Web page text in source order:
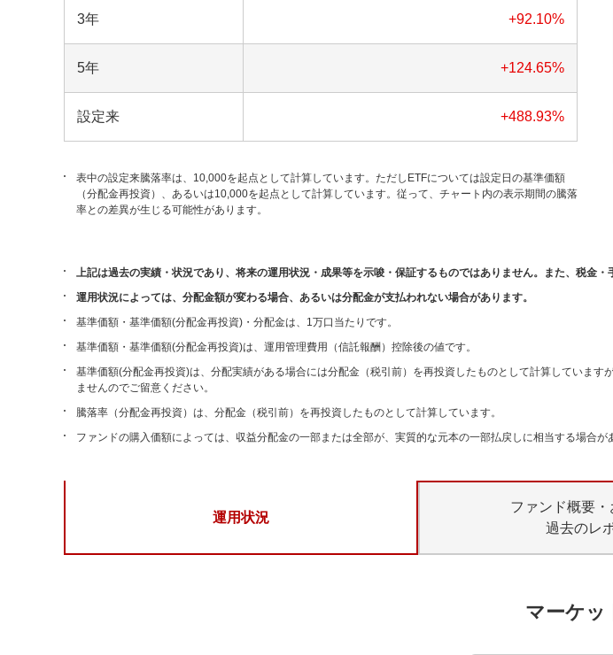
3年 +92.10%
5年 +124.65%
設定来 +488.93%
表中の設定来騰落率は、10,000を起点として計算しています。ただしETFについては設定日の基準価額
（分配金再投資）、あるいは10,000を起点として計算しています。従って、チャート内の表示期間の騰落
率との差異が生じる可能性があります。
上記は過去の実績・状況であり、将来の運用状況・成果等を示唆・保証するものではありません。また、税金
運用状況によっては、分配金額が変わる場合、あるいは分配金が支払われない場合があります。
基準価額・基準価額(分配金再投資)・分配金は、1万口当たりです。
基準価額・基準価額(分配金再投資)は、運用管理費用（信託報酬）控除後の値です。
基準価額(分配金再投資)は、分配実績がある場合には分配金（税引前）を再投資したものとして計算していま
ませんのでご留意ください。
騰落率（分配金再投資）は、分配金（税引前）を再投資したものとして計算しています。
ファンドの購入価額によっては、収益分配金の一部または全部が、実質的な元本の一部払戻しに相当する場合が
運用状況
ファンド概要・
過去のレ
マーケッ